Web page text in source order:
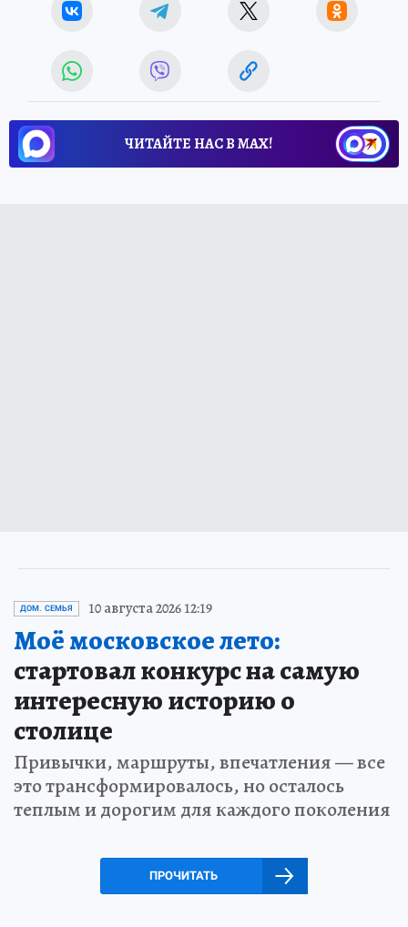
ЧИТАЙТЕ НАС В МАХ!
ДОМ. СЕМЬЯ 10 августа 2026 12:19
Моё московское лето:
стартовал конкурс на самую
интересную историю о
столице
Привычки, маршруты, впечатления — все
это трансформировалось, но осталось
теплым и дорогим для каждого поколения
ПРОЧИТАТЬ